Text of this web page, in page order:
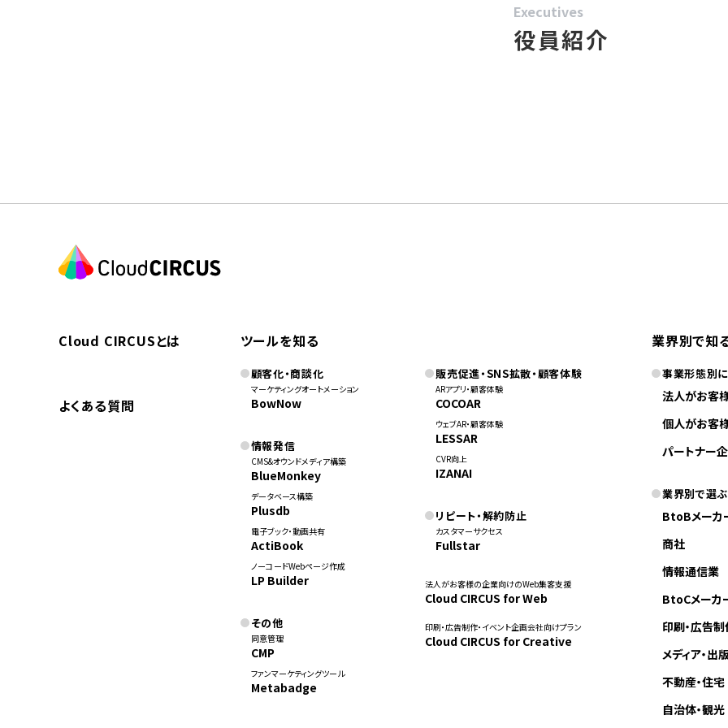
Executives
役員紹介
Cloud CIRCUSとは
よくある質問
ツールを知る
顧客化・商談化
マーケティングオートメーション
BowNow
情報発信
CMS&オウンドメディア構築
BlueMonkey
データベース構築
Plusdb
電子ブック・動画共有
ActiBook
ノーコードWebページ作成
LP Builder
その他
同意管理
CMP
ファンマーケティングツール
Metabadge
販売促進・SNS拡散・顧客体験
ARアプリ・顧客体験
COCOAR
ウェブAR・顧客体験
LESSAR
CVR向上
IZANAI
リピート・解約防止
カスタマーサクセス
Fullstar
法人がお客様の企業向けのWeb集客支援
Cloud CIRCUS for Web
印刷・広告制作・イベント企画会社向けプラン
Cloud CIRCUS for Creative
業界別で知
事業形態別
法人がお客
個人がお客
パートナー
業界別で選ぶ
BtoBメーカ
商社
情報通信業
BtoCメーカ
印刷・広告
メディア・出
不動産・住宅
自治体・観光